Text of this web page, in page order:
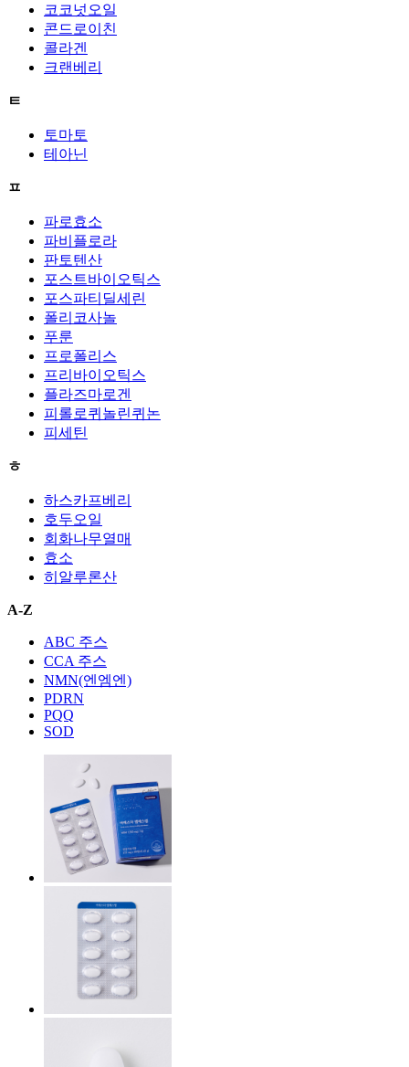
코코넛오일
콘드로이친
콜라겐
크랜베리
ㅌ
토마토
테아닌
ㅍ
파로효소
파비플로라
판토텐산
포스트바이오틱스
포스파티딜세린
폴리코사놀
푸룬
프로폴리스
프리바이오틱스
플라즈마로겐
피롤로퀴놀린퀴논
피세틴
ㅎ
하스카프베리
호두오일
회화나무열매
효소
히알루론산
A-Z
ABC 주스
CCA 주스
NMN(엔엠엔)
PDRN
PQQ
SOD